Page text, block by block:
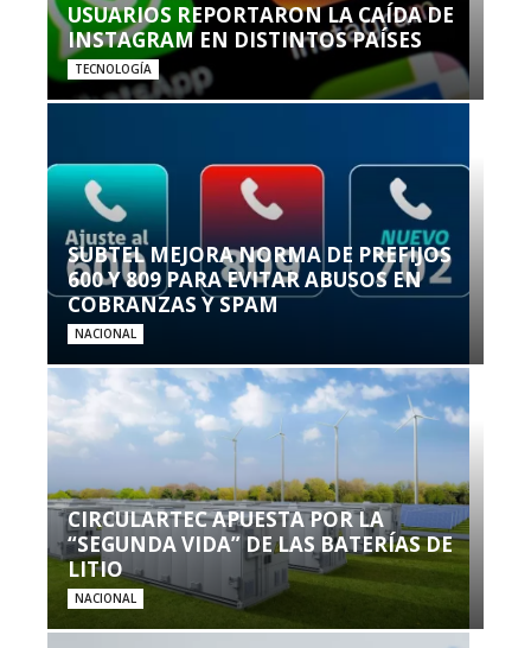
USUARIOS REPORTARON LA CAÍDA DE
INSTAGRAM EN DISTINTOS PAÍSES
TECNOLOGÍA
SUBTEL MEJORA NORMA DE PREFIJOS
600 Y 809 PARA EVITAR ABUSOS EN
COBRANZAS Y SPAM
NACIONAL
CIRCULARTEC APUESTA POR LA
“SEGUNDA VIDA” DE LAS BATERÍAS DE
LITIO
NACIONAL